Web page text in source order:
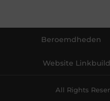
Beroemdheden
Website
All Rights